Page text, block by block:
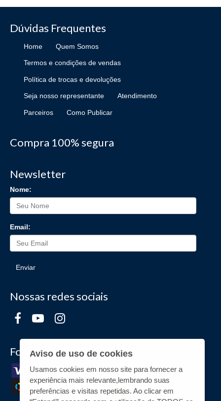
Dúvidas Frequentes
Home Quem Somos
Termos e condições de vendas
Política de trocas e devoluções
Seja nosso representante Atendimento
Parceiros Como Publicar
Compra 100% segura
Newsletter
Nome:
Email:
Enviar
Nossas redes sociais
Formas de Pagamento
Aviso de uso de cookies
Usamos cookies em nosso site para fornecer a
experiência mais relevante,lembrando suas
preferências e visitas repetidas. Ao clicar em